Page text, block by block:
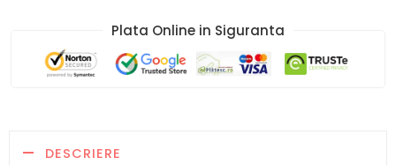
Plata Online in Siguranta​
DESCRIERE